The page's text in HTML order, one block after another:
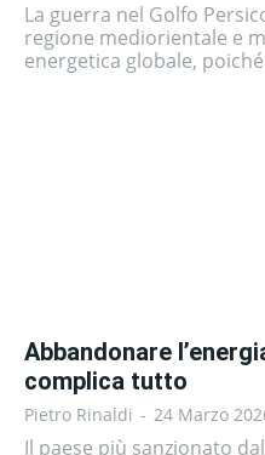
La guerra nel Golfo
regione mediorientale e
energetica globale,
Abbandonare
complica tutto
Pietro Rinaldi - 24 Marzo
Il paese più sanzionato